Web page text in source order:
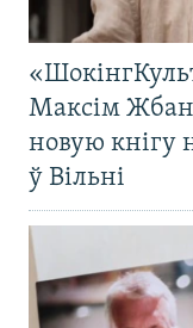
Максім
новую кнігу
ў Вільні